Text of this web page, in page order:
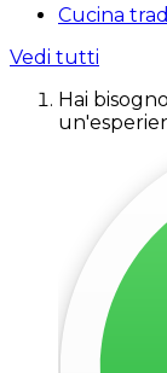
Cucina
Vedi tutti
Hai